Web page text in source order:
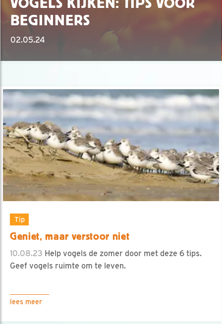
BEGINNERS
02.05.24
Tip
Geniet, maar verstoor niet
10.08.23 Help vogels de zomer door met deze 6 tips.
Geef vogels ruimte om te leven.
lees meer